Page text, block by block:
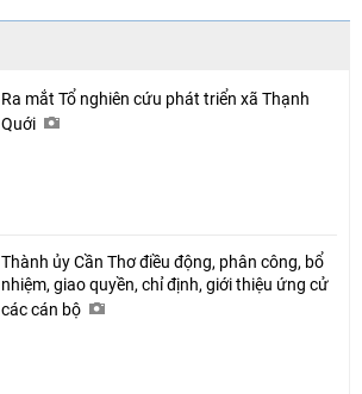
Ra mắt Tổ nghiên cứu phát triển xã Thạnh
Quới
Thành ủy Cần Thơ điều động, phân công, bổ
nhiệm, giao quyền, chỉ định, giới thiệu ứng cử
các cán bộ